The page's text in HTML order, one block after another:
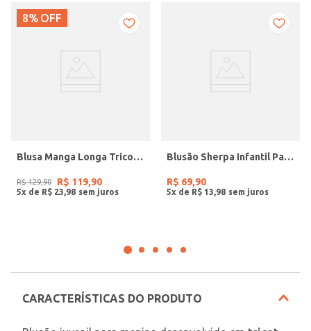
8% OFF
Blusa Manga Longa Tricot Juvenil Para Menina - ROSA
R$ 129,90 R$ 119,90
5x de R$ 23 98
Blusão Sherpa Infantil Para Menina - OFF WHITE
R$ 69,90
5x de R$ 13 98
CARACTERÍSTICAS DO PRODUTO